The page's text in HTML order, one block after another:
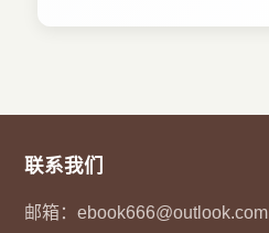
联系我们
邮箱：ebook666@outlook.com